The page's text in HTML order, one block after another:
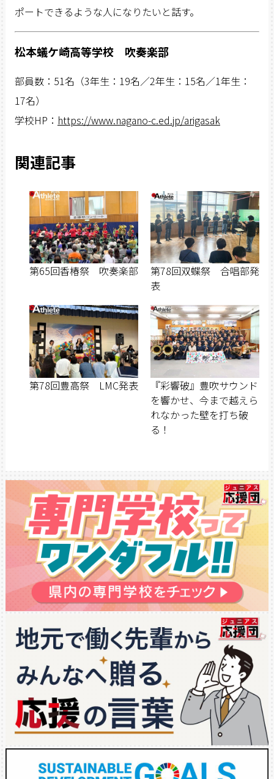
ポートできるような人になりたいと話す。
松本蟻ケ崎高等学校 吹奏楽部
部員数：51名（3年生：19名／2年生：15名／1年生：
17名）
学校HP： https://www.nagano-c.ed.jp/arigasak
関連記事
第65回香椿祭 吹奏楽部
第78回双蝶祭 合唱部発
表
第78回豊高祭 LMC発表
『彩響破』豊吹サウンド
を響かせ、今まで越えら
れなかった壁を打ち破
る！